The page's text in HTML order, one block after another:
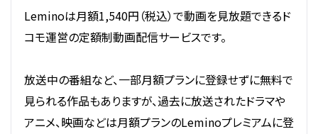
Leminoは月額1,540円（税込）で動画を見放題できるド
コモ運営の定額制動画配信サービスです。
放送中の番組など、一部月額プランに登録せずに無料で
見られる作品もありますが、過去に放送されたドラマや
アニメ、映画などは月額プランのLeminoプレミアムに登